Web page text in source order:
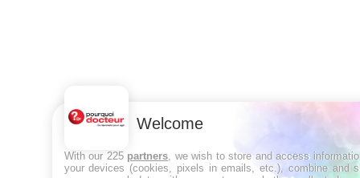
Welcome
With our 225 partners , we wish to store and access
your devices (cookies, pixels in emails, etc.), combine and